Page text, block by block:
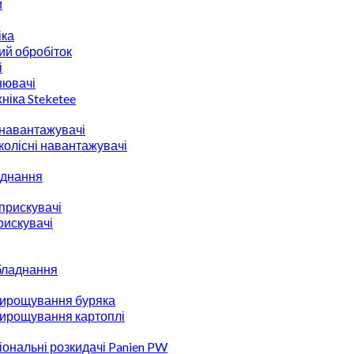
обробіток
Steketee
навантажувачі
буряка
картоплі
розкидачі Panien PW